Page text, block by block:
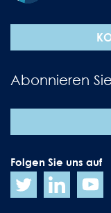
Abonnieren
Folgen Sie uns auf